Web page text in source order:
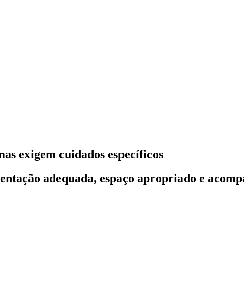
exigem cuidados específicos
adequada, espaço apropriado e